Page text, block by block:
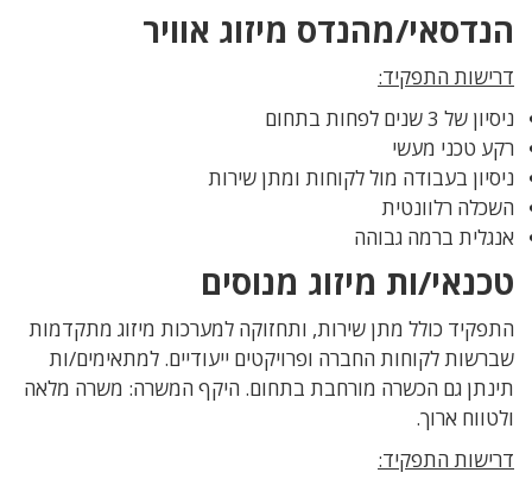
הנדסאי/מהנדס מיזוג אוויר
דרישות התפקיד:
ניסיון של 3 שנים לפחות בתחום
רקע טכני מעשי
ניסיון בעבודה מול לקוחות ומתן שירות
השכלה רלוונטית
אנגלית ברמה גבוהה
טכנאי/ות מיזוג מנוסים
התפקיד כולל מתן שירות, ותחזוקה למערכות מיזוג מתקדמות
שברשות לקוחות החברה ופרויקטים ייעודיים. למתאימים/ות
תינתן גם הכשרה מורחבת בתחום. היקף המשרה: משרה מלאה
ולטווח ארוך.
דרישות התפקיד: